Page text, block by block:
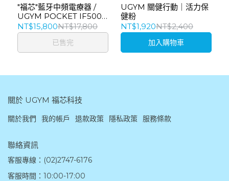
"福芯"藍牙中頻電療器 /
UGYM POCKET IF5000
STIMULATOR
NT$15,800NT$17,800
已售完
UGYM 關健行動｜活力保
健粉
NT$1,920NT$2,400
加入購物車
關於 UGYM 福芯科技
關於我們 我的帳戶 退款政策 隱私政策 服務條款
聯絡資訊
客服專線：(02)2747-6176
客服時間：10:00-17:00